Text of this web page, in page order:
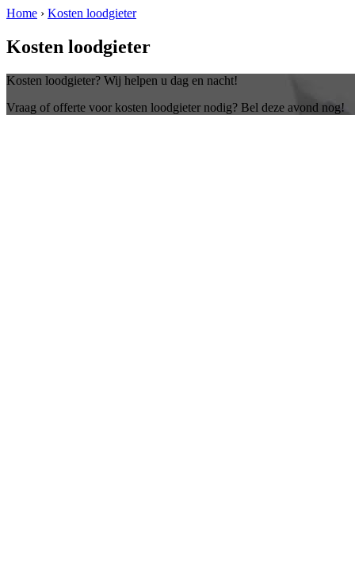
Home › Kosten loodgieter
Kosten loodgieter
Kosten loodgieter? Wij helpen u dag en nacht!
Vraag of offerte voor kosten loodgieter nodig? Bel deze avond nog!